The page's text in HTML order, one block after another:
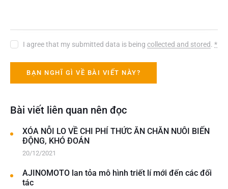
I agree that my submitted data is beingcollected and stored.*
Bài viết liên quan nên đọc
XÓA NỖI LO VỀ CHI PHÍ THỨC ĂN CHĂN NUÔI BIẾN
ĐỘNG, KHÓ ĐOÁN
20/12/2021
AJINOMOTO lan tỏa mô hình triết lí mới đến các đối
tác